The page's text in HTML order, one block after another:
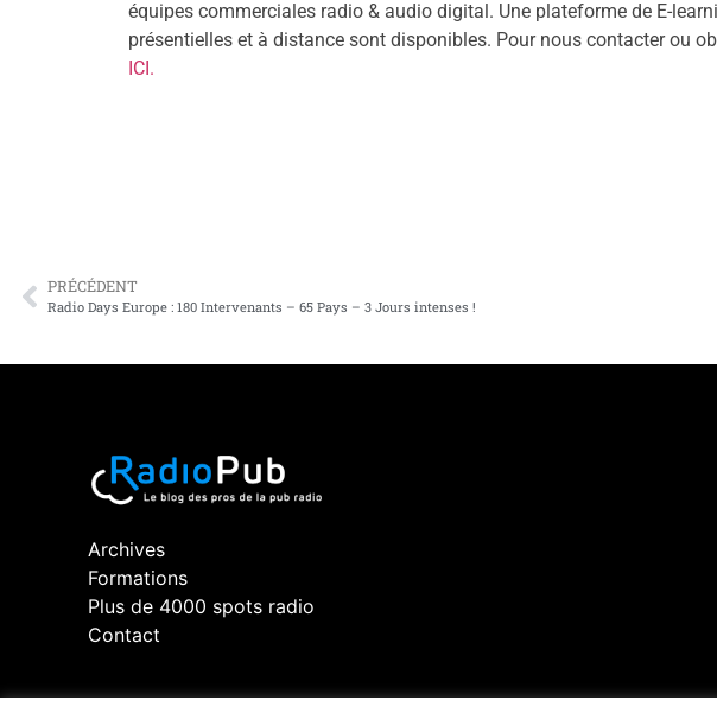
équipes commerciales radio & audio digital. Une plateforme de E-
présentielles et à distance sont disponibles. Pour nous contacter ou
ICI.
PRÉCÉDENT
Radio Days Europe : 180 Intervenants – 65 Pays – 3 Jours intenses !
Archives
Formations
Plus de 4000 spots radio
Contact